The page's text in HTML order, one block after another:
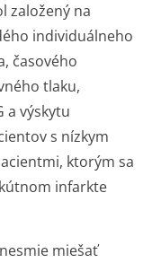
založený na
individuálneho
časového
tlaku,
a výskytu
s nízkym
ktorým sa
infarkte
miešať